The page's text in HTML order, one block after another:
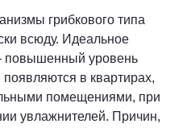
грибкового типа
всюду. Идеальное
повышенный уровень
в квартирах,
помещениями, при
увлажнителей. Причин,